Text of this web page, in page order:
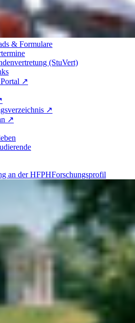
& Formulare
(StuVert)
↗
↗
↗
an der HFPHForschungsprofil